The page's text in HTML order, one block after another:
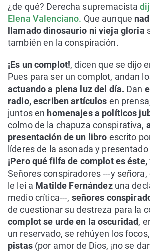
¿de qué? Derecha supremacista
Elena Valenciano. Que aunque
llamado dinosaurio ni vieja gloria
también en la conspiración.
¡Es un complot!, dicen que se dijo
Pues para ser un complot, andan
actuando a plena luz del día. Dan
radio, escriben artículos en
juntos en homenajes a políticos
colmo de la chapuza conspirativa,
presentación de un libro escrito
líderes de la asonada y
¡Pero qué filfa de complot es éste,
Señores conspiradores ---y
le leí a Matilde Fernándezuna
medio crítica---, señores
de cuestionar su destreza para la
complot se urde en la oscuridad,
un reservado, se rehúyen los focos,
pistas (por amor de Dios, ¡no se